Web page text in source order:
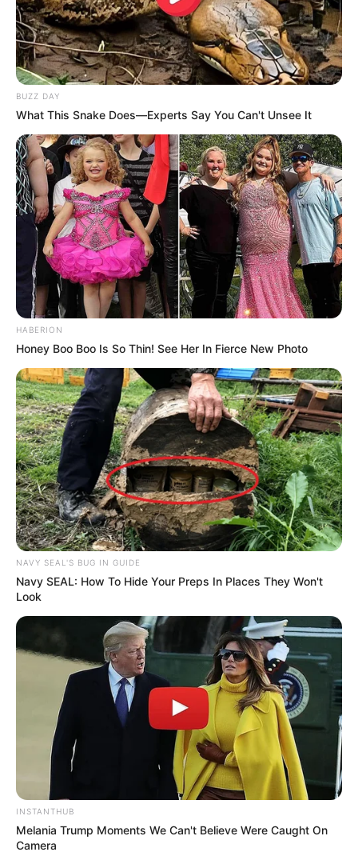
Krediller burrada
BUZZ DAY
What This Snake Does—Experts Say You Can't Unsee It
HABERION
Honey Boo Boo Is So Thin! See Her In Fierce New Photo
NAVY SEAL'S BUG IN GUIDE
Navy SEAL: How To Hide Your Preps In Places They Won't
Look
INSTANTHUB
Melania Trump Moments We Can't Believe Were Caught On
Camera